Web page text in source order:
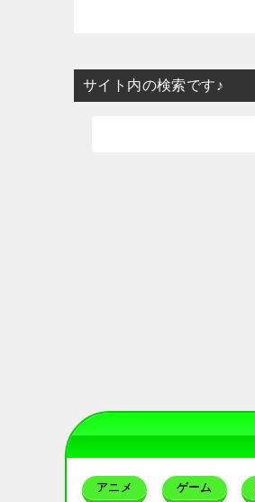
サイト内の検索です♪
アニメ ゲーム